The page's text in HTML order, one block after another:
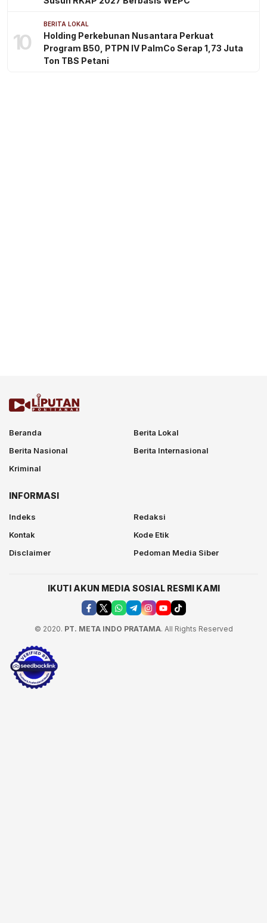
10
BERITA LOKAL
Holding Perkebunan Nusantara Perkuat
Program B50, PTPN IV PalmCo Serap 1,73 Juta
Ton TBS Petani
Beranda
Berita Lokal
Berita Nasional
Berita Internasional
Kriminal
INFORMASI
Indeks
Redaksi
Kontak
Kode Etik
Disclaimer
Pedoman Media Siber
IKUTI AKUN MEDIA SOSIAL RESMI KAMI
© 2020. PT. META INDO PRATAMA. All Rights Reserved